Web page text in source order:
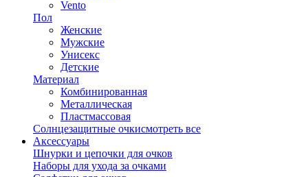
Vento
Пол
Женские
Мужские
Унисекс
Детские
Материал
Комбинированная
Металлическая
Пластмассовая
Солнцезащитные очкисмотреть все
Аксессуары
Шнурки и цепочки для очков
Наборы для ухода за очками